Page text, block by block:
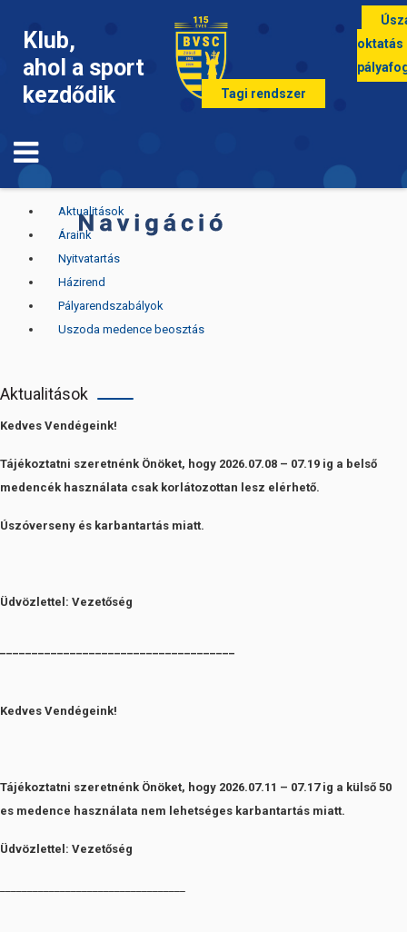
Klub,
ahol a sport
kezdődik
Tagi rendszer
oktatás
Aktualitások
Áraink
Nyitvatartás
Házirend
Pályarendszabályok
Uszoda medence beosztás
Aktualitások
Kedves Vendégeink!
Tájékoztatni szeretnénk Önöket, hogy 2026.07.08 – 07.19 ig a belső
medencék használata csak korlátozottan lesz elérhető.
Úszóverseny és karbantartás miatt.
Üdvözlettel: Vezetőség
_____________________________________
Kedves Vendégeink!
Tájékoztatni szeretnénk Önöket, hogy 2026.07.11 – 07.17 ig a külső 50
es medence használata nem lehetséges karbantartás miatt.
Üdvözlettel: Vezetőség